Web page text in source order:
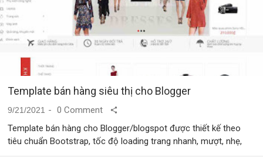
Template bán hàng siêu thị cho Blogger
9/21/2021
0 Comment
Template bán hàng cho Blogger/blogspot được thiết kế theo
tiêu chuẩn Bootstrap, tốc độ loading trang nhanh, mượt, nhẹ,
thân thiện các thiết bị di độn…